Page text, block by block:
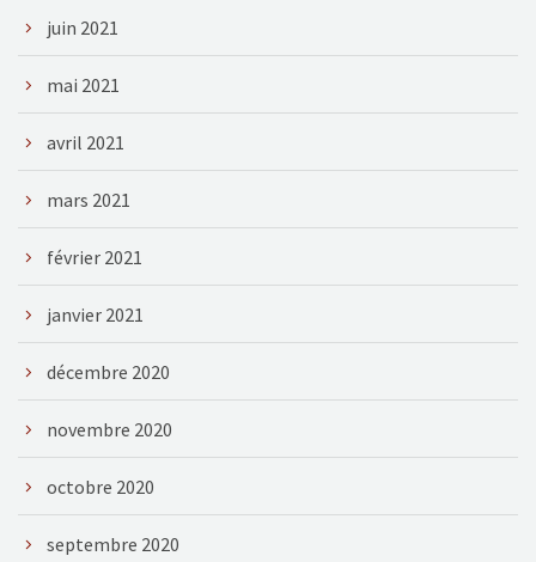
juin 2021
mai 2021
avril 2021
mars 2021
février 2021
janvier 2021
décembre 2020
novembre 2020
octobre 2020
septembre 2020